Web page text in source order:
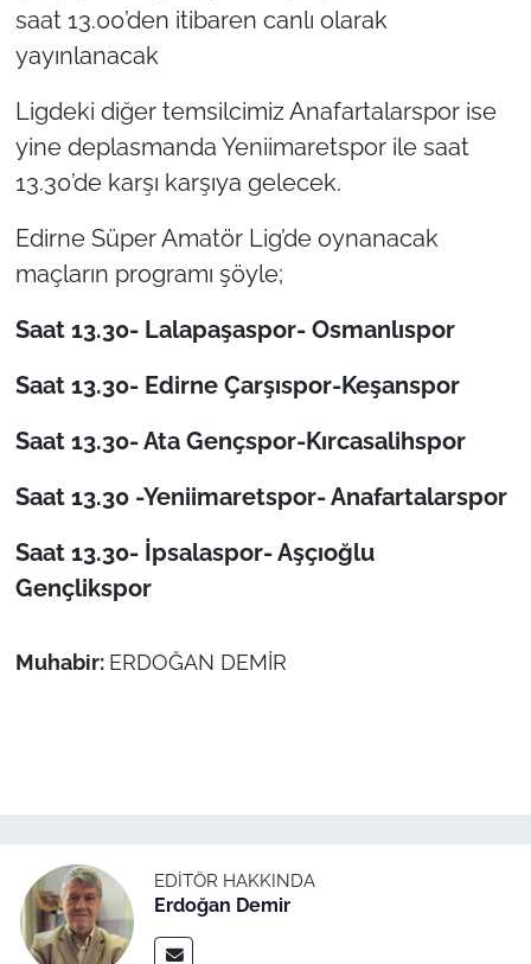
saat 13.00’den itibaren canlı olarak
yayınlanacak
Ligdeki diğer temsilcimiz Anafartalarspor ise
yine deplasmanda Yeniimaretspor ile saat
13.30’de karşı karşıya gelecek.
Edirne Süper Amatör Lig’de oynanacak
maçların programı şöyle;
Saat 13.30- Lalapaşaspor- Osmanlıspor
Saat 13.30- Edirne Çarşıspor-Keşanspor
Saat 13.30- Ata Gençspor-Kırcasalihspor
Saat 13.30 -Yeniimaretspor- Anafartalarspor
Saat 13.30- İpsalaspor- Aşçıoğlu
Gençlikspor
Muhabir: ERDOĞAN DEMİR
EDITÖR HAKKINDA
Erdoğan Demir
Bölge
Genel
Flaş Haber
Dış Haberler
Magazin
İş Dünyası
Bilim Teknoloji
English News